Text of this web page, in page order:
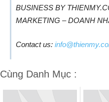
BUSINESS BY
MARKETING – DOANH
Contact us:
Cùng Danh Mục :